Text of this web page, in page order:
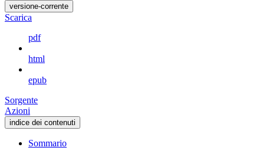
versione-corrente
Scarica
pdf
html
epub
Sorgente
Azioni
indice dei contenuti
Sommario